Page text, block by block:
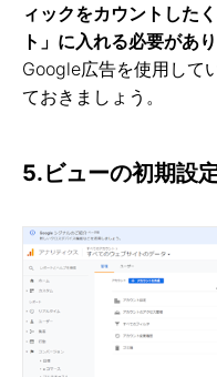
ィックをカウントした
ト」に入れる必要があり
Google広告を使用して
ておきましょう。
5.ビューの初期設